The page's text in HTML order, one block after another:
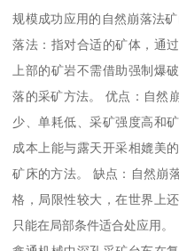
规模成功应用的自然崩落法
落法：指对合适的矿体，通
上部的矿岩不需借助强制爆
落的采矿方法。 优点：自然
少、单耗低、采矿强度高和
成本上能与露天开采相媲美
矿床的方法。 缺点：自然崩
格，局限性较大，在世界上
只能在局部条件适合处应用。